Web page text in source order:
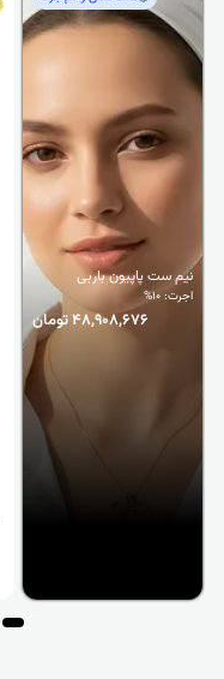
نیم ست پاپیون باربی
اجرت: 10%
48,908,676 تومان